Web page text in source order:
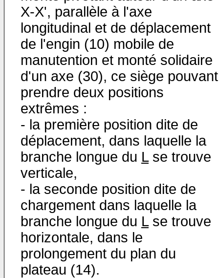
X-X', parallèle à l'axe
longitudinal et de déplacement
de l'engin (10) mobile de
manutention et monté solidaire
d'un axe (30), ce siège pouvant
prendre deux positions
extrêmes :
- la première position dite de
déplacement, dans laquelle la
branche longue du Lse trouve
verticale,
- la seconde position dite de
chargement dans laquelle la
branche longue du Lse trouve
horizontale, dans le
prolongement du plan du
plateau (14).